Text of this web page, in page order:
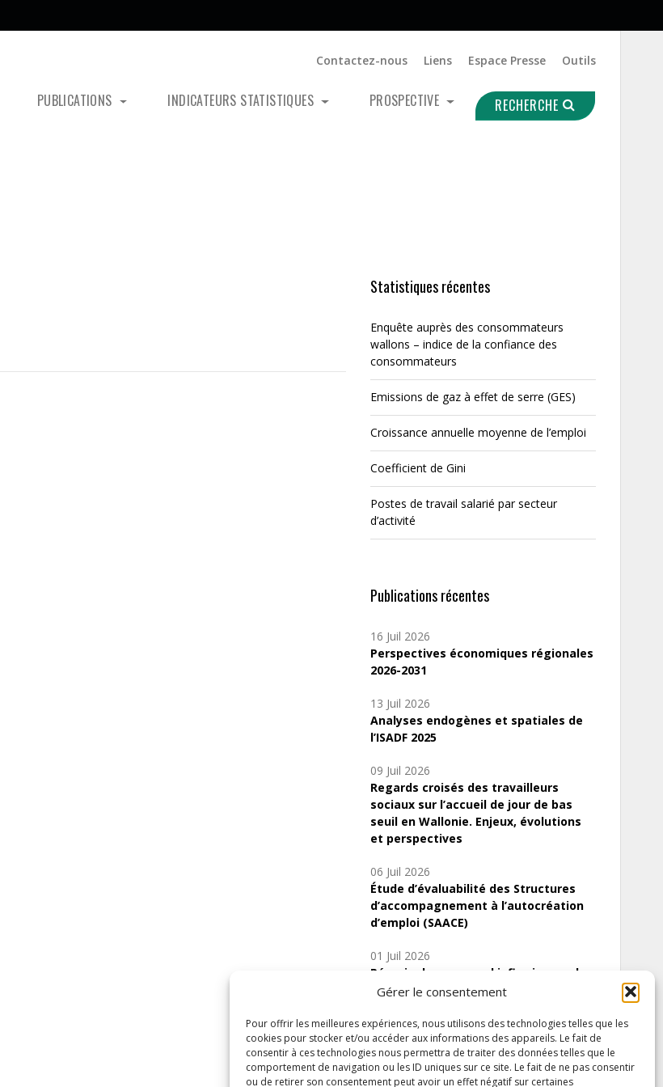
Gérer le consentement
Pour offrir les meilleures expériences, nous utilisons des technologies telles que les
cookies pour stocker et/ou accéder aux informations des appareils. Le fait de
consentir à ces technologies nous permettra de traiter des données telles que le
comportement de navigation ou les ID uniques sur ce site. Le fait de ne pas consentir
ou de retirer son consentement peut avoir un effet négatif sur certaines
Contactez-nous Liens Espace Presse Outils
PUBLICATIONS INDICATEURS STATISTIQUES PROSPECTIVE RECHERCHE
Statistiques récentes
Enquête auprès des consommateurs
wallons – indice de la confiance des
consommateurs
Emissions de gaz à effet de serre (GES)
Croissance annuelle moyenne de l’emploi
Coefficient de Gini
Postes de travail salarié par secteur
d’activité
Publications récentes
16 Juil 2026
Perspectives économiques régionales
2026-2031
13 Juil 2026
Analyses endogènes et spatiales de
l’ISADF 2025
09 Juil 2026
Regards croisés des travailleurs
sociaux sur l’accueil de jour de bas
seuil en Wallonie. Enjeux, évolutions
et perspectives
06 Juil 2026
Étude d’évaluabilité des Structures
d’accompagnement à l’autocréation
d’emploi (SAACE)
01 Juil 2026
Pénurie du personnel infirmier :quels
indicateurs d’offre de soins pour
Inscrivez-vous à notre newsletter